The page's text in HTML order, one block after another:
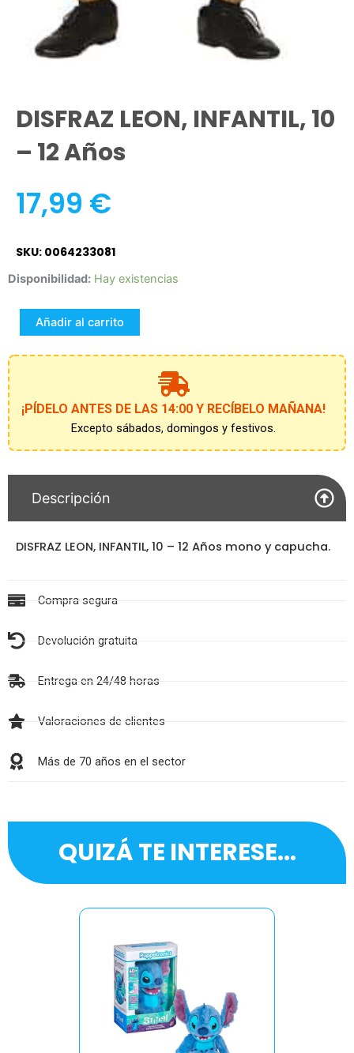
DISFRAZ LEON, INFANTIL, 10
– 12 Años
17,99 €
SKU: 0064233081
Disponibilidad: Hay existencias
DISFRAZ
INFANTIL,
12
Años
cantidad
Añadir al carrito
¡PÍDELO ANTES DE LAS 14:00 Y RECÍBELO MAÑANA!
Excepto sábados, domingos y festivos.
Descripción
DISFRAZ LEON, INFANTIL, 10 – 12 Años mono y capucha.
Compra segura
Devolución gratuita
Entrega en 24/48 horas
Valoraciones de clientes
Más de 70 años en el sector
QUIZÁ TE INTERESE...